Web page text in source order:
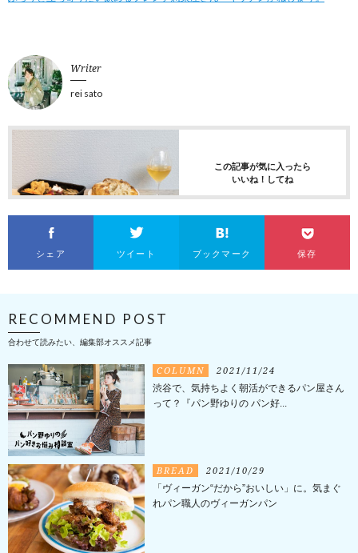
Writer
rei sato
この記事が気に入ったら
いいね！してね
シェア ツイート ブックマーク 保存
RECOMMEND POST
合わせて読みたい、編集部オススメ記事
COLUMN 2021/11/24
渋谷で、気持ちよく朝活ができるパン屋さん
って？『パン野ゆりの パン好...
BREAD 2021/10/29
「ヴィーガン“だから”おいしい」に。気まぐ
れパン職人のヴィーガンパン